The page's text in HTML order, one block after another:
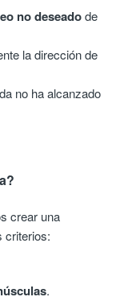
no deseadode
la dirección de
no ha alcanzado
crear una
criterios:
.